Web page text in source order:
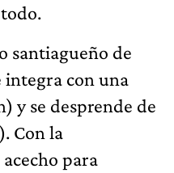
santiagueño de
integra con una
y se desprende de
Con la
para